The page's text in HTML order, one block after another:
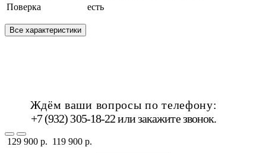
Поверка
есть
Все характеристики
Ждём ваши вопросы по телефону:
+7 (932) 305-18-22 илизакажите звонок.
129 900 р. 119 900 р.